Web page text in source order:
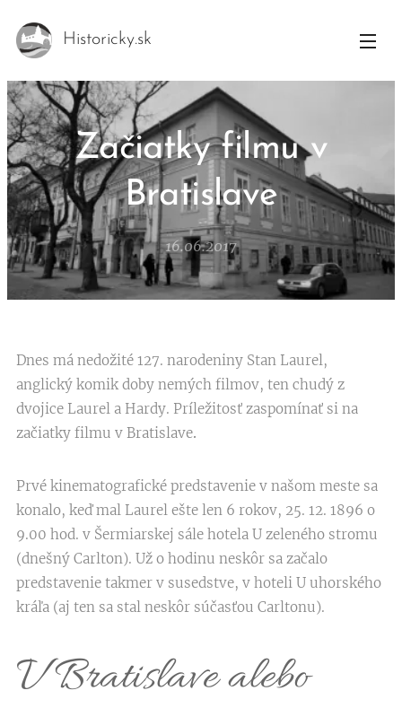
Historicky.sk
Začiatky filmu v
Bratislave
16.06.2017
Dnes má nedožité 127. narodeniny Stan Laurel,
anglický komik doby nemých filmov, ten chudý z
dvojice Laurel a Hardy. Príležitosť zaspomínať si na
začiatky filmu v Bratislave.
Prvé kinematografické predstavenie v našom meste sa
konalo, keď mal Laurel ešte len 6 rokov, 25. 12. 1896 o
9.00 hod. v Šermiarskej sále hotela U zeleného stromu
(dnešný Carlton). Už o hodinu neskôr sa začalo
predstavenie takmer v susedstve, v hoteli U uhorského
kráľa (aj ten sa stal neskôr súčasťou Carltonu).
V Bratislave alebo